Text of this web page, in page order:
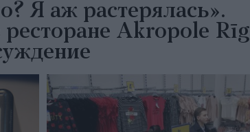
Я аж растерялась».
Akropole